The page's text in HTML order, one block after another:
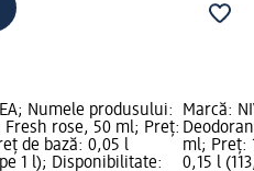
Numele produsului:
Fresh rose, 50 ml; Preț:
de bază: 0,05 l
1 l); Disponibilitate:
Marcă:
ml; Preț:
0,15 l